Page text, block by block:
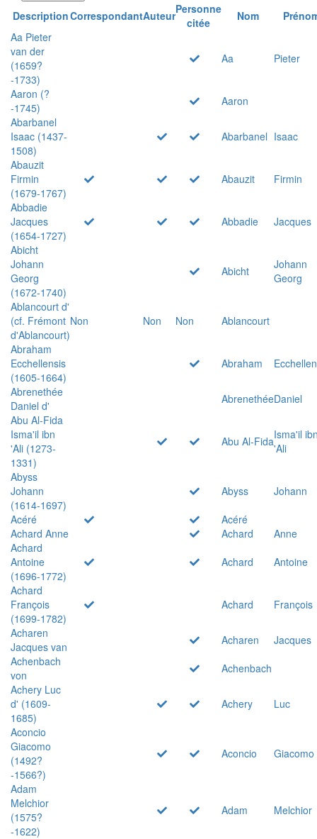
DescriptionCorrespondantAuteurPersonne
citée
Nom
Aa Pieter
van der
(1659?
-1733)
Aa Pieter
Aaron (?
-1745)
Aaron
Abarbanel
Isaac (1437-
1508)
Abarbanel Isaac
Abauzit
Firmin
(1679-1767)
Abauzit
Firmin
Abbadie
Jacques
(1654-1727)
Abbadie
Jacques
Abicht
Johann
Georg
(1672-1740)
Abicht
Johann
Georg
Ablancourt d'
(cf. Frémont
d'Ablancourt)
Non Non Non
Ablancourt
Abraham
Ecchellensis
(1605-1664)
Abraham
Abrenethée
Daniel d'
AbrenethéeDaniel
Abu Al-Fida
Isma'il ibn
'Ali (1273-
1331)
Abu Al-FidaIsma'il
'Ali
Abyss
Johann
(1614-1697)
Abyss
Johann
Acéré
Acéré
Achard Anne
Achard
Anne
Achard
Antoine
(1696-1772)
Achard
Antoine
Achard
François
(1699-1782)
Achard
François
Acharen
Jacques van
Acharen
Jacques
Achenbach
von
Achenbach
Achery Luc
d' (1609-
1685)
Achery
Luc
Aconcio
Giacomo
(1492?
-1566?)
Aconcio Giacomo
Adam
Melchior
(1575?
-1622)
Adam Melchior